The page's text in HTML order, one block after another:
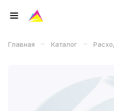
Главная – Каталог –